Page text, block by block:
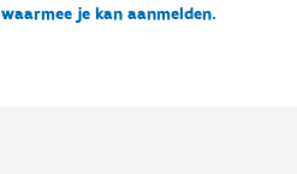
waarmee je kan aanmelden.